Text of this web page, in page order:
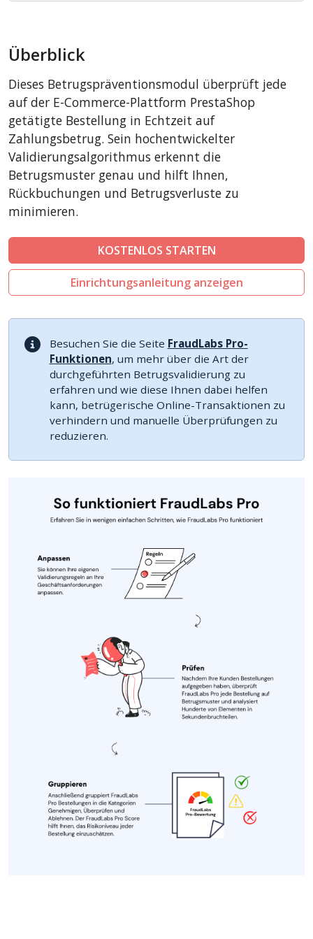
BigCommerce
CSCart
LiteCart
ZenCart
PinnacleCart
FoxyCart
Easy Digital Downloads
nopCommerce
ThirtyBees
Shopware
Sylius
Überblick
Dieses Betrugspräventionsmodul überprüft jede
auf der E-Commerce-Plattform PrestaShop
getätigte Bestellung in Echtzeit auf
Zahlungsbetrug. Sein hochentwickelter
Validierungsalgorithmus erkennt die
Betrugsmuster genau und hilft Ihnen,
Rückbuchungen und Betrugsverluste zu
minimieren.
KOSTENLOS STARTEN
Einrichtungsanleitung anzeigen
Besuchen Sie die Seite FraudLabs Pro-
Funktionen, um mehr über die Art der
durchgeführten Betrugsvalidierung zu
erfahren und wie diese Ihnen dabei helfen
kann, betrügerische Online-Transaktionen zu
verhindern und manuelle Überprüfungen zu
reduzieren.